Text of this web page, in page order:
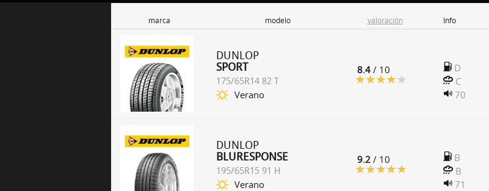
marca modelo valoración Info
DUNLOP
SPORT
175/65R14 82 T
Verano
8.4 / 10
D
C
70
DUNLOP
BLURESPONSE
195/65R15 91 H
Verano
9.2 / 10
B
B
71